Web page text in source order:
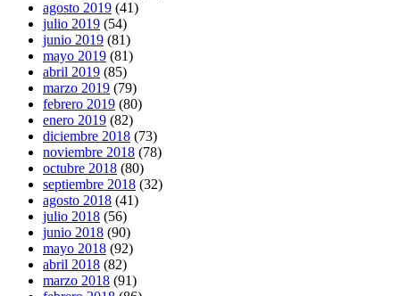
agosto 2019 (41)
julio 2019 (54)
junio 2019 (81)
mayo 2019 (81)
abril 2019 (85)
marzo 2019 (79)
febrero 2019 (80)
enero 2019 (82)
diciembre 2018 (73)
noviembre 2018 (78)
octubre 2018 (80)
septiembre 2018 (32)
agosto 2018 (41)
julio 2018 (56)
junio 2018 (90)
mayo 2018 (92)
abril 2018 (82)
marzo 2018 (91)